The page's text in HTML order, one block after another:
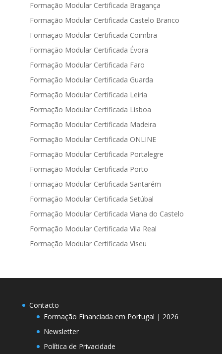
Formação Modular Certificada Bragança
Formação Modular Certificada Castelo Branco
Formação Modular Certificada Coimbra
Formação Modular Certificada Évora
Formação Modular Certificada Faro
Formação Modular Certificada Guarda
Formação Modular Certificada Leiria
Formação Modular Certificada Lisboa
Formação Modular Certificada Madeira
Formação Modular Certificada ONLINE
Formação Modular Certificada Portalegre
Formação Modular Certificada Porto
Formação Modular Certificada Santarém
Formação Modular Certificada Setúbal
Formação Modular Certificada Viana do Castelo
Formação Modular Certificada Vila Real
Formação Modular Certificada Viseu
Contacto
Formação Financiada em Portugal | 2026
Newsletter
Política de Privacidade